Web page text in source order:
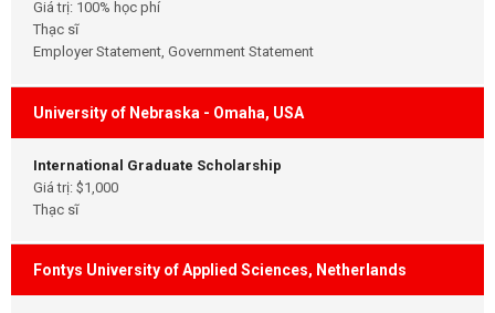
Giá trị: 100% học phí
Thạc sĩ
Employer Statement, Government Statement
University of Nebraska - Omaha, USA
International Graduate Scholarship
Giá trị: $1,000
Thạc sĩ
Fontys University of Applied Sciences, Netherlands